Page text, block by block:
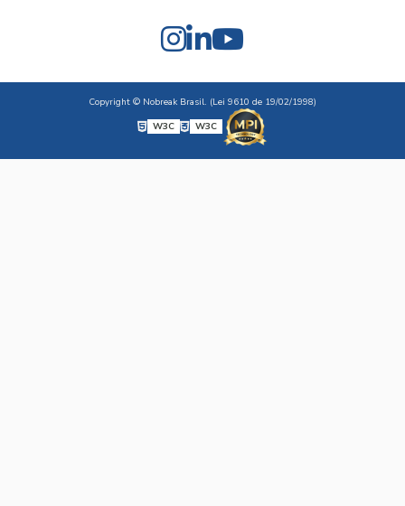
Copyright © Nobreak Brasil. (Lei 9610 de 19/02/1998)
W3C
W3C